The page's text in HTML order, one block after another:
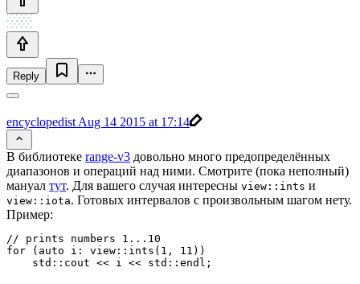
Reply
encyclopedist Aug 14 2015 at 17:14
В библиотеке range-v3 довольно много предопределённых
диапазонов и операций над ними. Смотрите (пока неполный)
мануал тут. Для вашего случая интересны view::ints и
view::iota. Готовых интервалов с произвольным шагом нету.
Пример:
// prints numbers 1...10
for (auto i: view::ints(1, 11))